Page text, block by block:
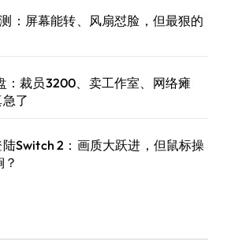
：屏幕能转、风扇怼脸，但最狠的
：裁员3200、卖工作室、网络瘫
了
陆Switch 2：画质大跃进，但鼠标操